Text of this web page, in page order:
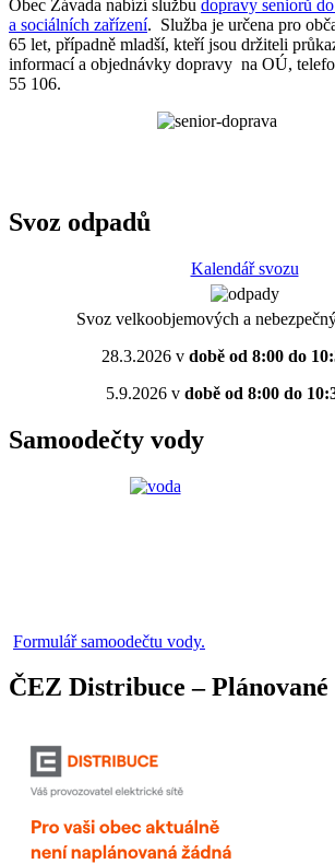
Obec Závada nabízí službu dopravy seniorů
a sociálních zařízení. Služba je určena pro
65 let, případně mladší, kteří jsou držiteli
informací a objednávky dopravy na OÚ,
55 106.
Svoz odpadů
Kalendář svozu
Svoz velkoobjemových a
28.3.2026 vdobě od 8:00 do
5.9.2026 vdobě od 8:00 do
Samoodečty vody
Formulář samoodečtu vody.
ČEZ Distribuce – Plánované